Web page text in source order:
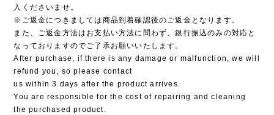
入くださいませ。
※ご返金につきましては商品到着確認後のご返金となります。
また、ご返金方法はお支払い方法に問わず、銀行振込のみの対応と
なっておりますのでご了承お願いいたします。
After purchase, if there is any damage or malfunction, we will
refund you, so please contact
us within 3 days after the product arrives.
You are responsible for the cost of repairing and cleaning
the purchased product.